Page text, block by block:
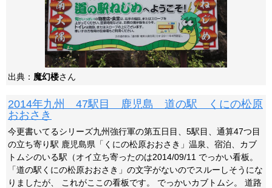
出典： 魔幻楼さん
2014年九州 47駅目 鹿児島 道の駅 くにの松原
おおさき
今更書いてるシリーズ九州強行軍の第五日目、5駅目、通算47つ目
の立ち寄り駅 鹿児島県「くにの松原おおさき」温泉、宿泊、カブ
トムシのいる駅（オイ立ち寄ったのは2014/09/11 でっかい看板。
「道の駅くにの松原おおさき」の文字がないのでスルーしそうにな
りましたが、 これがここの看板です。 でっかいカブトムシ。 道路